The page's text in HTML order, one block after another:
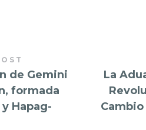
de Gemini
formada
Hapag-
La